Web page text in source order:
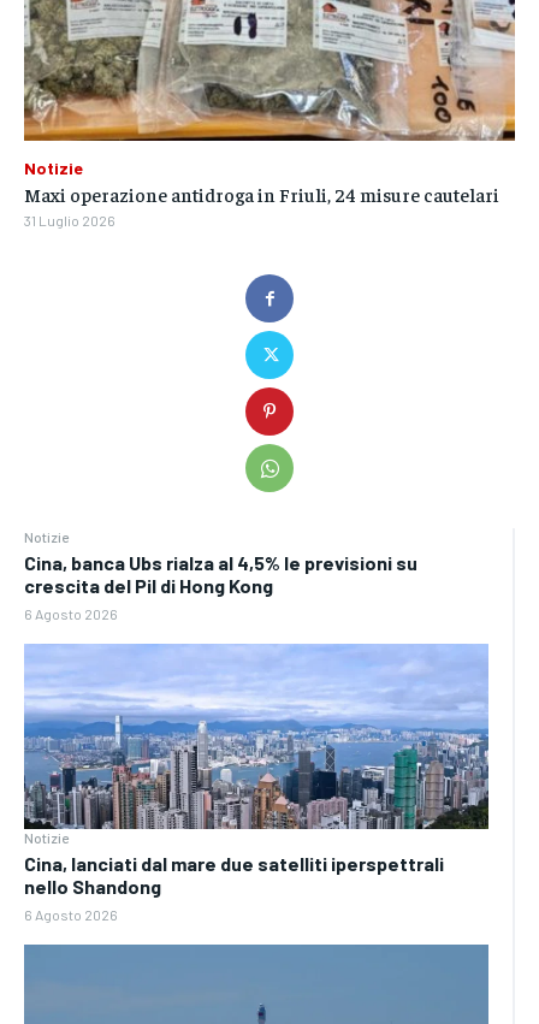
Notizie
Cina, banca Ubs rialza al 4,5% le previsioni su
crescita del Pil di Hong Kong
6 Agosto 2026
Notizie
Cina, lanciati dal mare due satelliti iperspettrali
nello Shandong
6 Agosto 2026
Notizie
Maxi operazione antidroga in Friuli, 24 misure cautelari
31 Luglio 2026